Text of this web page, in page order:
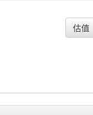
估值